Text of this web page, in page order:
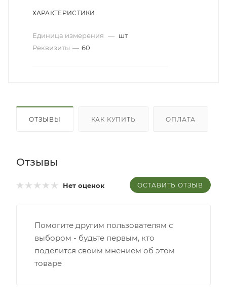
ХАРАКТЕРИСТИКИ
Единица измерения — шт
Реквизиты — 60
ОТЗЫВЫ КАК КУПИТЬ ОПЛАТА
Отзывы
Нет оценок ОСТАВИТЬ ОТЗЫВ
Помогите другим пользователям с
выбором - будьте первым, кто
поделится своим мнением об этом
товаре